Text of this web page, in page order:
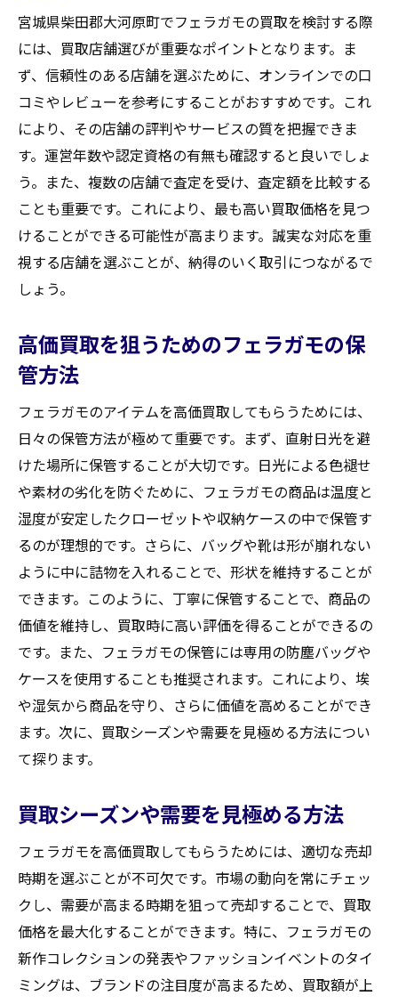
地域特有のフェラガモ需要の特徴
大河原町の買取市場での競争と差別化戦略
過去の市場データを活用した売却時期の最
適化
市場動向を意識したフェラガモの価値最大
化方法
フェラガモ買取で失敗しないために宮城県柴田
郡大河原町で注意すべき点
大河原町での信頼できる買取業者の見極め
買取契約時に確認すべき重要事項
フェラガモ買取時の詐欺に注意する方法
安全で安心な取引を行うためのチェックリ
スト
買取価格を左右するフェラガモの査定ポイント
と宮城県柴田郡大河原町の特色
フェラガモの素材とデザインが与える影響
大河原町の査定基準と他地域との比較
買取価格アップにつながるメンテナンスの
ポイント
査定における付加価値としてのアクセサリ
ー
査定時に求められる品質証明と証明書の役
割
宮城県柴田郡大河原町でのフェラガモ買取フェ
アな取引を実現するための秘訣
フェアな買取契約のための事前確認リスト
大河原町での信頼される買取業者の選び方
買取時における公正な価格を得るためのテ
クニック
消費者保護の観点から見る買取契約の注意
宮城県柴田郡大河原町でフェラガモの買取を検討する際
には、買取店舗選びが重要なポイントとなります。ま
ず、信頼性のある店舗を選ぶために、オンラインでの口
コミやレビューを参考にすることがおすすめです。これ
により、その店舗の評判やサービスの質を把握できま
す。運営年数や認定資格の有無も確認すると良いでしょ
う。また、複数の店舗で査定を受け、査定額を比較する
ことも重要です。これにより、最も高い買取価格を見つ
けることができる可能性が高まります。誠実な対応を重
視する店舗を選ぶことが、納得のいく取引につながるで
しょう。
高価買取を狙うためのフェラガモの保
管方法
フェラガモのアイテムを高価買取してもらうためには、
日々の保管方法が極めて重要です。まず、直射日光を避
けた場所に保管することが大切です。日光による色褪せ
や素材の劣化を防ぐために、フェラガモの商品は温度と
湿度が安定したクローゼットや収納ケースの中で保管す
るのが理想的です。さらに、バッグや靴は形が崩れない
ように中に詰物を入れることで、形状を維持することが
できます。このように、丁寧に保管することで、商品の
価値を維持し、買取時に高い評価を得ることができるの
です。また、フェラガモの保管には専用の防塵バッグや
ケースを使用することも推奨されます。これにより、埃
や湿気から商品を守り、さらに価値を高めることができ
ます。次に、買取シーズンや需要を見極める方法につい
て探ります。
買取シーズンや需要を見極める方法
フェラガモを高価買取してもらうためには、適切な売却
時期を選ぶことが不可欠です。市場の動向を常にチェッ
クし、需要が高まる時期を狙って売却することで、買取
価格を最大化することができます。特に、フェラガモの
新作コレクションの発表やファッションイベントのタイ
ミングは、ブランドの注目度が高まるため、買取額が上